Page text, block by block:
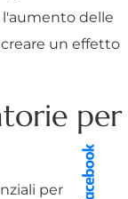
delle
un effetto
per
per